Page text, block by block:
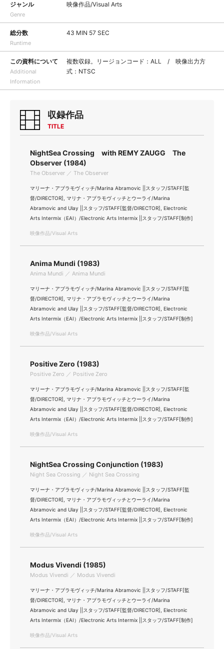
ジャンル
Genre
映像作品/Visual Arts
総分数
Runtime
43 MIN 57 SEC
この資料について
Additional
Information
複数収録。リージョンコード：ALL / 映像出力方
式：NTSC
収録作品
TITLE
NightSea Crossing with REMY ZAUGG The
Observer (1984)
The Observer ／ The Observer
マリーナ・アブラモヴィッチ/Marina Abramovic ||スタッフ/STAFF[監
督/DIRECTOR], マリナ・アブラモヴィッチとウーライ/Marina
Abramovic and Ulay ||スタッフ/STAFF[監督/DIRECTOR], Electronic
Arts Intermix（EAI）/Electronic Arts Intermix ||スタッフ/STAFF[制作]
映像作品/Visual Arts
Anima Mundi (1983)
Anima Mundi ／ Anima Mundi
マリーナ・アブラモヴィッチ/Marina Abramovic ||スタッフ/STAFF[監
督/DIRECTOR], マリナ・アブラモヴィッチとウーライ/Marina
Abramovic and Ulay ||スタッフ/STAFF[監督/DIRECTOR], Electronic
Arts Intermix（EAI）/Electronic Arts Intermix ||スタッフ/STAFF[制作]
映像作品/Visual Arts
Positive Zero (1983)
Positive Zero ／ Positive Zero
マリーナ・アブラモヴィッチ/Marina Abramovic ||スタッフ/STAFF[監
督/DIRECTOR], マリナ・アブラモヴィッチとウーライ/Marina
Abramovic and Ulay ||スタッフ/STAFF[監督/DIRECTOR], Electronic
Arts Intermix（EAI）/Electronic Arts Intermix ||スタッフ/STAFF[制作]
映像作品/Visual Arts
NightSea Crossing Conjunction (1983)
Night Sea Crossing ／ Night Sea Crossing
マリーナ・アブラモヴィッチ/Marina Abramovic ||スタッフ/STAFF[監
督/DIRECTOR], マリナ・アブラモヴィッチとウーライ/Marina
Abramovic and Ulay ||スタッフ/STAFF[監督/DIRECTOR], Electronic
Arts Intermix（EAI）/Electronic Arts Intermix ||スタッフ/STAFF[制作]
映像作品/Visual Arts
Modus Vivendi (1985)
Modus Vivendi ／ Modus Vivendi
マリーナ・アブラモヴィッチ/Marina Abramovic ||スタッフ/STAFF[監
督/DIRECTOR], マリナ・アブラモヴィッチとウーライ/Marina
Abramovic and Ulay ||スタッフ/STAFF[監督/DIRECTOR], Electronic
Arts Intermix（EAI）/Electronic Arts Intermix ||スタッフ/STAFF[制作]
映像作品/Visual Arts